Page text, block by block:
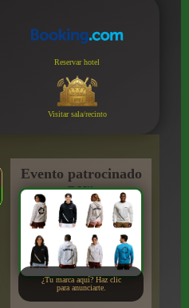
Reservar hotel
Visitar sala/recinto
Evento patrocinado
por:
¿Tu marca aquí? Haz clic
para anunciarte.